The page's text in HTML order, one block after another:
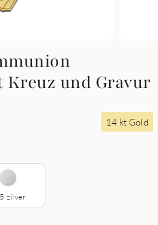
und Gravur
14 kt Gold
zilver